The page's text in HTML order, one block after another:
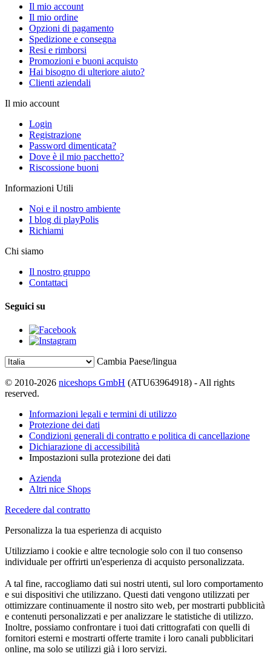
Il mio account
Il mio ordine
Opzioni di pagamento
Spedizione e consegna
Resi e rimborsi
Promozioni e buoni acquisto
Hai bisogno di ulteriore aiuto?
Clienti aziendali
Il mio account
Login
Registrazione
Password dimenticata?
Dove è il mio pacchetto?
Riscossione buoni
Informazioni Utili
Noi e il nostro ambiente
I blog di playPolis
Richiami
Chi siamo
Il nostro gruppo
Contattaci
Seguici su
Cambia Paese/lingua
© 2010-2026 niceshops GmbH (ATU63964918) - All rights
reserved.
Informazioni legali e termini di utilizzo
Protezione dei dati
Condizioni generali di contratto e politica di cancellazione
Dichiarazione di accessibilità
Impostazioni sulla protezione dei dati
Azienda
Altri nice Shops
Recedere dal contratto
Personalizza la tua esperienza di acquisto
Utilizziamo i cookie e altre tecnologie solo con il tuo consenso
individuale per offrirti un'esperienza di acquisto personalizzata.
A tal fine, raccogliamo dati sui nostri utenti, sul loro comportamento
e sui dispositivi che utilizzano. Questi dati vengono utilizzati per
ottimizzare continuamente il nostro sito web, per mostrarti pubblicità
e contenuti personalizzati e per analizzare le statistiche di utilizzo.
Inoltre, possiamo confrontare i tuoi dati crittografati con quelli di
fornitori esterni e mostrarti offerte tramite i loro canali pubblicitari
online, ma solo se utilizzi già i loro servizi.